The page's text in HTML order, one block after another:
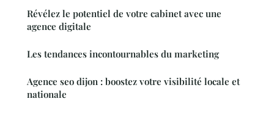
Révélez le potentiel de votre cabinet avec une
agence digitale
Les tendances incontournables du marketing
Agence seo dijon : boostez votre visibilité locale et
nationale